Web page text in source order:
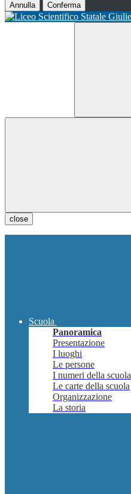
Annulla Conferma
close
Scuola
Panoramica
Presentazione
I luoghi
Le persone
I numeri della scuola
Le carte della scuola
Organizzazione
La storia